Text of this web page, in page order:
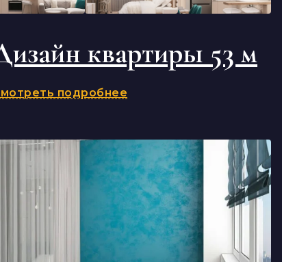
квартиры 53 м
подробнее